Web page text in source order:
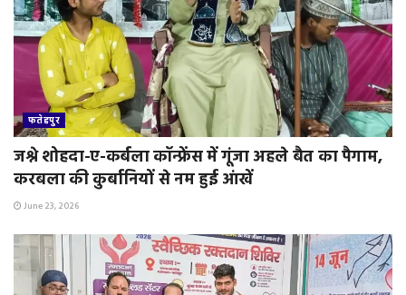
फतेहपुर
जश्ने शोहदा-ए-कर्बला कॉन्फ्रेंस में गूंजा अहले बैत का पैगाम,
करबला की कुर्बानियों से नम हुई आंखें
June 23, 2026